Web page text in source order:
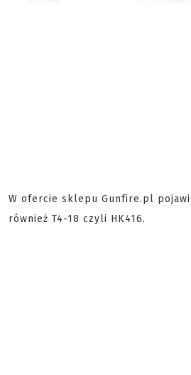
W ofercie sklepu Gunfire.pl
również T4-18 czyli HK416.